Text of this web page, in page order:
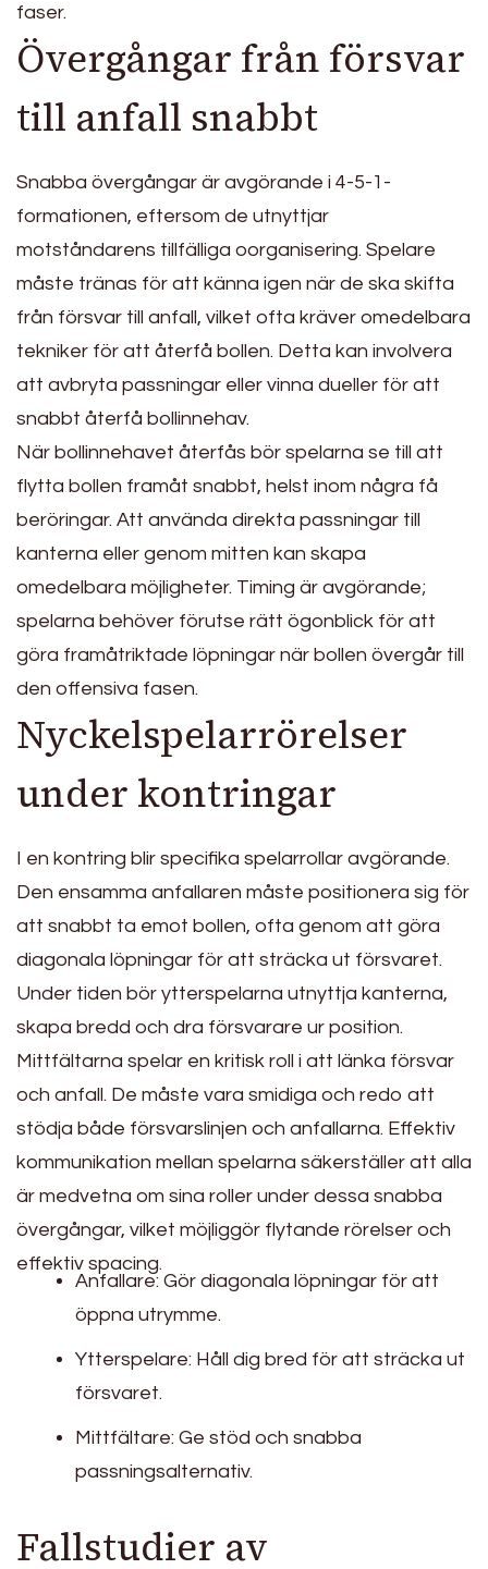
faser.
Övergångar från försvar
till anfall snabbt
Snabba övergångar är avgörande i 4-5-1-
formationen, eftersom de utnyttjar
motståndarens tillfälliga oorganisering. Spelare
måste tränas för att känna igen när de ska skifta
från försvar till anfall, vilket ofta kräver omedelbara
tekniker för att återfå bollen. Detta kan involvera
att avbryta passningar eller vinna dueller för att
snabbt återfå bollinnehav.
När bollinnehavet återfås bör spelarna se till att
flytta bollen framåt snabbt, helst inom några få
beröringar. Att använda direkta passningar till
kanterna eller genom mitten kan skapa
omedelbara möjligheter. Timing är avgörande;
spelarna behöver förutse rätt ögonblick för att
göra framåtriktade löpningar när bollen övergår till
den offensiva fasen.
Nyckelspelarrörelser
under kontringar
I en kontring blir specifika spelarrollar avgörande.
Den ensamma anfallaren måste positionera sig för
att snabbt ta emot bollen, ofta genom att göra
diagonala löpningar för att sträcka ut försvaret.
Under tiden bör ytterspelarna utnyttja kanterna,
skapa bredd och dra försvarare ur position.
Mittfältarna spelar en kritisk roll i att länka försvar
och anfall. De måste vara smidiga och redo att
stödja både försvarslinjen och anfallarna. Effektiv
kommunikation mellan spelarna säkerställer att alla
är medvetna om sina roller under dessa snabba
övergångar, vilket möjliggör flytande rörelser och
effektiv spacing.
Anfallare: Gör diagonala löpningar för att
öppna utrymme.
Ytterspelare: Håll dig bred för att sträcka ut
försvaret.
Mittfältare: Ge stöd och snabba
passningsalternativ.
Fallstudier av